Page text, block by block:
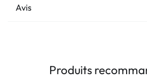
Avis
Produits